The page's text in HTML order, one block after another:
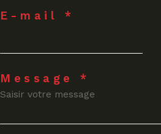
E-mail *
Message *